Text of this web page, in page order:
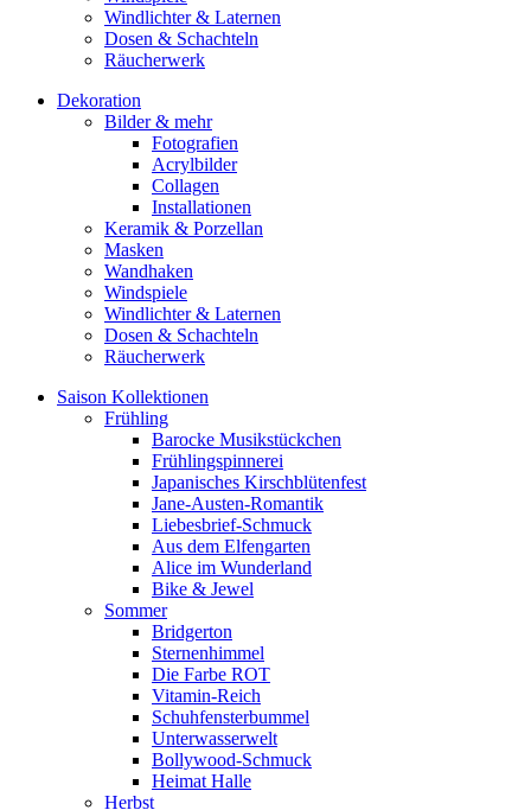
Windlichter & Laternen
Dosen & Schachteln
Räucherwerk
Dekoration
Bilder & mehr
Fotografien
Acrylbilder
Collagen
Installationen
Keramik & Porzellan
Masken
Wandhaken
Windspiele
Windlichter & Laternen
Dosen & Schachteln
Räucherwerk
Saison Kollektionen
Frühling
Barocke Musikstückchen
Frühlingspinnerei
Japanisches Kirschblütenfest
Jane-Austen-Romantik
Liebesbrief-Schmuck
Aus dem Elfengarten
Alice im Wunderland
Bike & Jewel
Sommer
Bridgerton
Sternenhimmel
Die Farbe ROT
Vitamin-Reich
Schuhfensterbummel
Unterwasserwelt
Bollywood-Schmuck
Heimat Halle
Herbst